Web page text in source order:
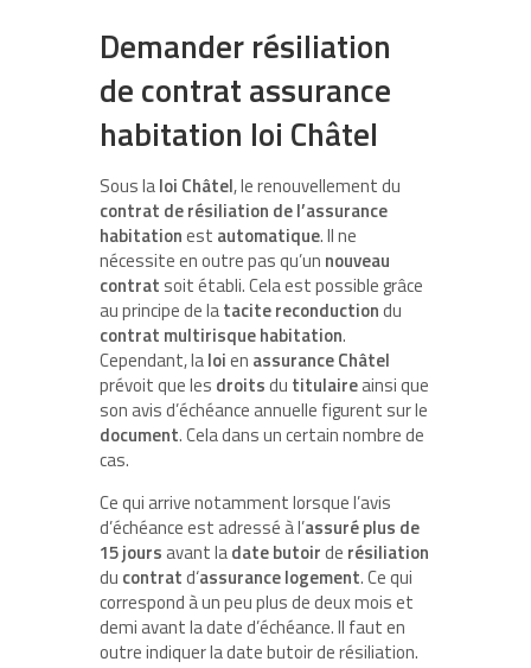
Demander résiliation
de contrat assurance
habitation loi Châtel
Sous laloi Châtel, le renouvellement du
contrat de résiliation de l’assurance
habitationest automatique. Il ne
nécessite en outre pas qu’un nouveau
contrat soit établi. Cela est possible grâce
au principe de latacitereconductiondu
contrat multirisquehabitation.
Cependant, laloien assuranceChâtel
prévoit que les droitsdu titulaireainsi que
son avis d’échéance annuelle figurent sur le
document. Cela dans un certain nombre de
cas.
Ce qui arrive notamment lorsque l’avis
d’échéance est adressé à l’assuréplus de
15jours avant ladatebutoirde résiliation
du contratd‘assurancelogement. Ce qui
correspond à un peu plus de deux mois et
demi avant la date d’échéance. Il faut en
outre indiquer la date butoir de résiliation.